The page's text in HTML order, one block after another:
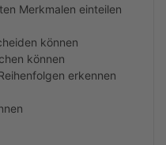
Merkmalen einteilen
können
können
erkennen